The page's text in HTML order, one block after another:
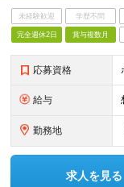
未経験歓迎 学歴不問
完全週休2日 賞与複数月
応募資格
給与
勤務地
求人を見る